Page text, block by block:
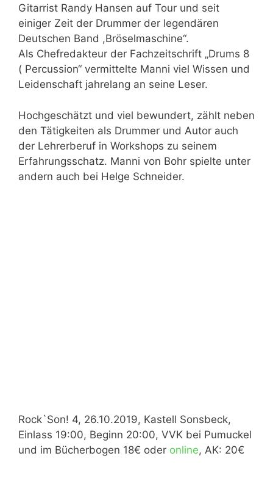
Gitarrist Randy Hansen auf Tour und seit
einiger Zeit der Drummer der legendären
Deutschen Band ,Bröselmaschine“.
Als Chefredakteur der Fachzeitschrift „Drums 8
( Percussion“ vermittelte Manni viel Wissen und
Leidenschaft jahrelang an seine Leser.
Hochgeschätzt und viel bewundert, zählt neben
den Tätigkeiten als Drummer und Autor auch
der Lehrerberuf in Workshops zu seinem
Erfahrungsschatz. Manni von Bohr spielte unter
andern auch bei Helge Schneider.
Rock`Son! 4, 26.10.2019, Kastell Sonsbeck,
Einlass 19:00, Beginn 20:00, VVK bei Pumuckel
und im Bücherbogen 18€ oder online, AK: 20€